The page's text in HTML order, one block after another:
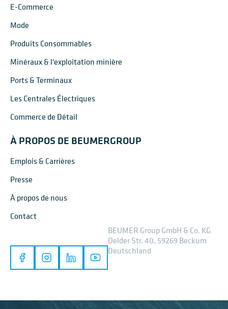
E-Commerce
Mode
Produits Consommables
Minéraux & l'exploitation minière
Ports & Terminaux
Les Centrales Électriques
Commerce de Détail
À PROPOS DE BEUMERGROUP
Emplois & Carrières
Presse
À propos de nous
Contact
BEUMER Group GmbH & Co. KG
Oelder Str. 40, 59269 Beckum
Deutschland